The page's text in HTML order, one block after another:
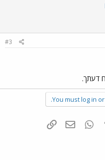
#3
דעתך.
You must log in
Tumblr
WhatsAppדואר אלקטרוני